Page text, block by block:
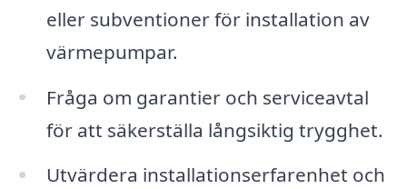
eller subventioner för installation av
värmepumpar.
Fråga om garantier och serviceavtal
för att säkerställa långsiktig trygghet.
Utvärdera installationserfarenhet och